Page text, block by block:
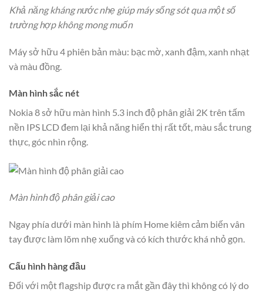
Khả năng kháng nước nhẹ giúp máy sống sót qua một số
trường hợp không mong muốn
Máy sở hữu 4 phiên bản màu: bạc mờ, xanh đậm, xanh nhạt
và màu đồng.
Màn hình sắc nét
Nokia 8 sở hữu màn hình 5.3 inch độ phân giải 2K trên tấm
nền IPS LCD đem lại khả năng hiển thị rất tốt, màu sắc trung
thực, góc nhìn rộng.
Màn hình độ phân giải cao
Ngay phía dưới màn hình là phím Home kiêm cảm biến vân
tay được làm lõm nhẹ xuống và có kích thước khá nhỏ gọn.
Cấu hình hàng đầu
Đối với một flagship được ra mắt gần đây thì không có lý do